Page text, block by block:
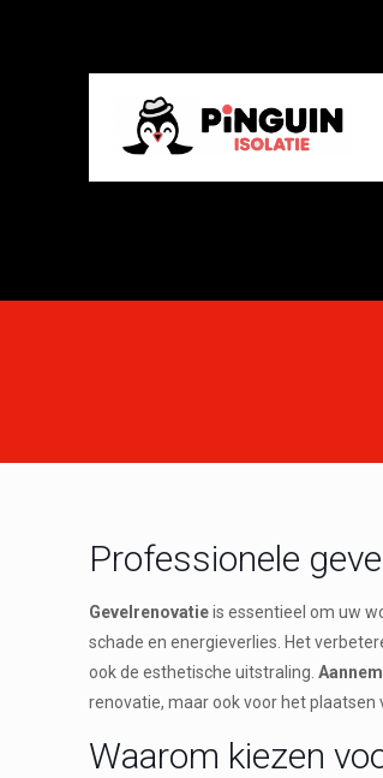
Professionele
Gevelrenovatieis essentieel om uw
schade en energieverlies. Het
ook de esthetische uitstraling.
renovatie, maar ook voor het plaatsen
Waarom kiezen